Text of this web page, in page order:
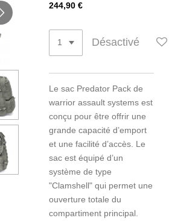
244,90 €
Désactivé
Le sac Predator Pack de
warrior assault systems est
conçu pour être offrir une
grande capacité d’emport
et une facilité d’accès. Le
sac est équipé d’un
système de type
"Clamshell" qui permet une
ouverture totale du
compartiment principal.